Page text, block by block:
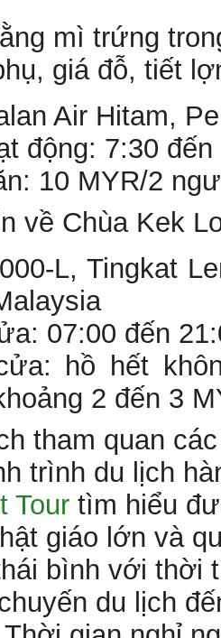
mì trứng
giá đỗ, tiết
Air Hitam,
động: 7:30
10 MYR/2
về Chùa Kek
L, Tingkat
07:00 đến
hồ hết
2 đến 3
tham quan
trình du lịch
Tour tìm hiểu
giáo lớn và
bình với thời
du lịch